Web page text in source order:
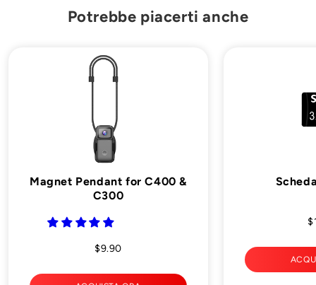
Potrebbe piacerti anche
Magnet Pendant for C400 &
C300
$9.90